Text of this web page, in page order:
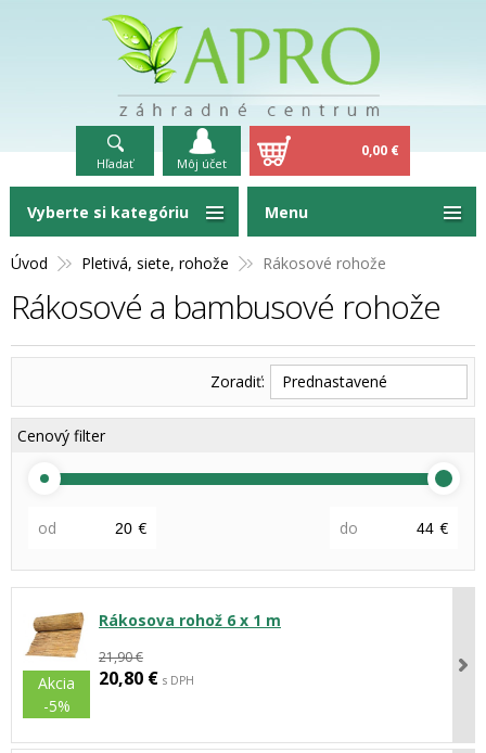
Hľadať Môj účet
0,00 €
Úvod Pletivá, siete, rohože Rákosové rohože
Rákosové a bambusové rohože
Zoradiť: Prednastavené
Cenový filter
od € do €
Akcia
-5%
Rákosova rohož 6 x 1 m
21,90 €
20,80 € s DPH
Vyberte si kategóriu Menu